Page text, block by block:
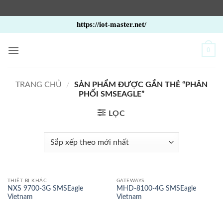
qua
nội
https://iot-master.net/
0
TRANG CHỦ /
SẢN PHẨM ĐƯỢC GẮN THẺ “PHÂN
PHỐI SMSEAGLE”
LỌC
THIẾT BỊ KHÁC
NXS 9700-3G SMSEagle
Vietnam
GATEWAYS
MHD-8100-4G SMSEagle
Vietnam